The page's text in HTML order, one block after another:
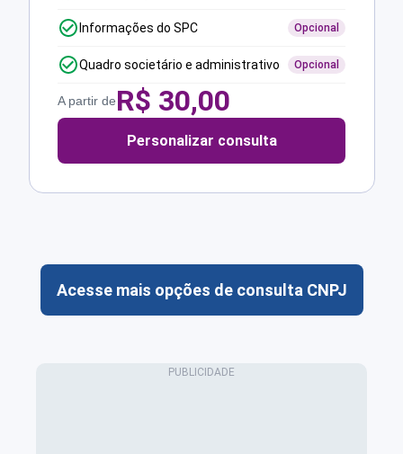
Informações do SPC Opcional
Quadro societário e administrativo Opcional
A partir deR$ 30,00
Personalizar consulta
Acesse mais opções de consulta CNPJ